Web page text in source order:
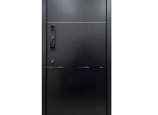
Хочу такую